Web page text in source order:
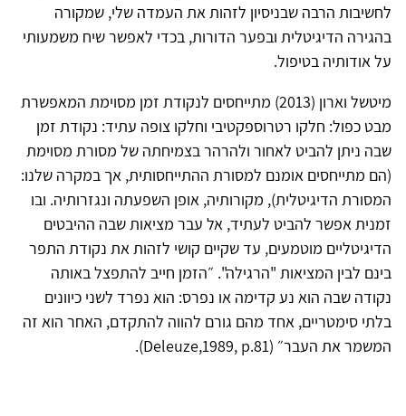
לחשיבות הרבה שבניסיון לזהות את העמדה שלי, שמקורה
בהגירה הדיגיטלית ובפער הדורות, בכדי לאפשר שיח משמעותי
על אודותיה בטיפול.
מיטשל וארון (2013) מתייחסים לנקודת זמן מסוימת המאפשרת
מבט כפול: חלקו רטרוספקטיבי וחלקו צופה עתיד: נקודת זמן
שבה ניתן להביט לאחור ולהרהר בצמיחתה של מסורת מסוימת
(הם מתייחסים אומנם למסורת ההתייחסותית, אך במקרה שלנו:
המסורת הדיגיטלית), מקורותיה, אופן השפעתה ונגזרותיה. ובו
זמנית אפשר להביט לעתיד, אל עבר מציאות שבה ההיבטים
הדיגיטליים מוטמעים, עד שקיים קושי לזהות את נקודת התפר
בינם לבין המציאות "הרגילה". ״הזמן חייב להתפצל באותה
נקודה שבה הוא נע קדימה או נפרס: הוא נפרד לשני כיוונים
בלתי סימטריים, אחד מהם גורם להווה להתקדם, האחר הוא זה
המשמר את העבר״ (Deleuze,1989, p.81).